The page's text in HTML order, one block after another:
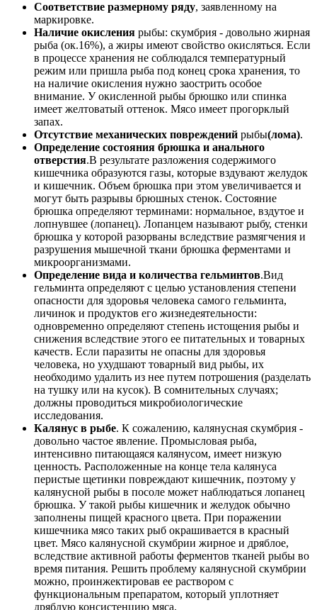
Соответствие размерному ряду, заявленному на
маркировке.
Наличие окисления рыбы: скумбрия - довольно жирная
рыба (ок.16%), а жиры имеют свойство окисляться. Если
в процессе хранения не соблюдался температурный
режим или пришла рыба под конец срока хранения, то
на наличие окисления нужно заострить особое
внимание. У окисленной рыбы брюшко или спинка
имеет желтоватый оттенок. Мясо имеет прогорклый
запах.
Отсутствие механических повреждений рыбы(лома).
Определение состояния брюшка и анального
отверстия.В результате разложения содержимого
кишечника образуются газы, которые вздувают желудок
и кишечник. Объем брюшка при этом увеличивается и
могут быть разрывы брюшных стенок. Состояние
брюшка определяют терминами: нормальное, вздутое и
лопнувшее (лопанец). Лопанцем называют рыбу, стенки
брюшка у которой разорваны вследствие размягчения и
разрушения мышечной ткани брюшка ферментами и
микроорганизмами.
Определение вида и количества гельминтов.Вид
гельминта определяют с целью установления степени
опасности для здоровья человека самого гельминта,
личинок и продуктов его жизнедеятельности:
одновременно определяют степень истощения рыбы и
снижения вследствие этого ее питательных и товарных
качеств. Если паразиты не опасны для здоровья
человека, но ухудшают товарный вид рыбы, их
необходимо удалить из нее путем потрошения (разделать
на тушку или на кусок). В сомнительных случаях;
должны проводиться микробиологические
исследования.
Калянус в рыбе. К сожалению, калянусная скумбрия -
довольно частое явление. Промысловая рыба,
интенсивно питающаяся калянусом, имеет низкую
ценность. Расположенные на конце тела калянуса
перистые щетинки повреждают кишечник, поэтому у
калянусной рыбы в посоле может наблюдаться лопанец
брюшка. У такой рыбы кишечник и желудок обычно
заполнены пищей красного цвета. При поражении
кишечника мясо таких рыб окрашивается в красный
цвет. Мясо калянусной скумбрии жирное и дряблое,
вследствие активной работы ферментов тканей рыбы во
время питания. Решить проблему калянусной скумбрии
можно, проинжектировав ее раствором с
функциональным препаратом, который уплотняет
дряблую консистенцию мяса.